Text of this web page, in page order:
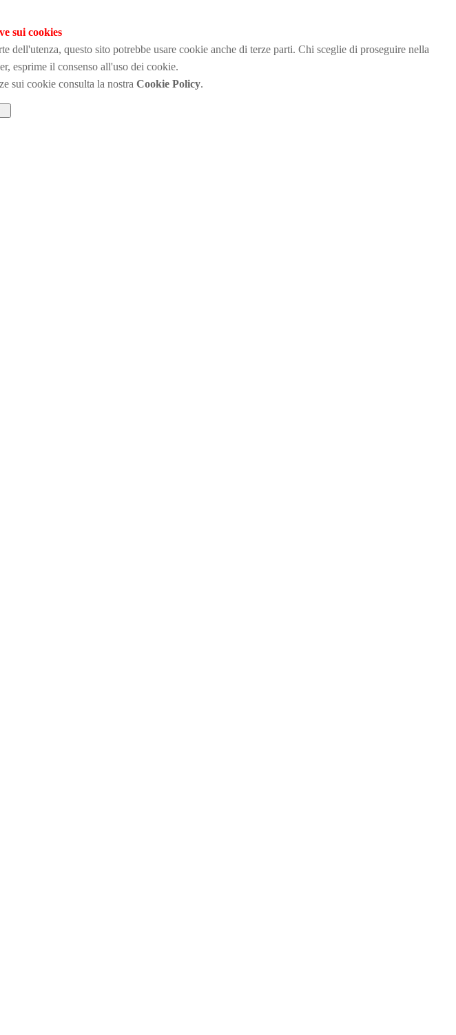
sui cookies
questo sito potrebbe usare cookie anche di terze parti. Chi sceglie di proseguire nella
esprime il consenso all'uso dei cookie.
sui cookie consulta la nostra Cookie Policy.